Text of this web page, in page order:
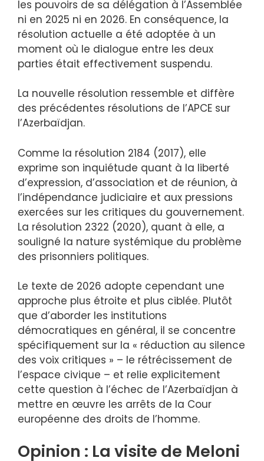
les pouvoirs de sa délégation à l’Assemblée
ni en 2025 ni en 2026. En conséquence, la
résolution actuelle a été adoptée à un
moment où le dialogue entre les deux
parties était effectivement suspendu.
La nouvelle résolution ressemble et diffère
des précédentes résolutions de l’APCE sur
l’Azerbaïdjan.
Comme la résolution 2184 (2017), elle
exprime son inquiétude quant à la liberté
d’expression, d’association et de réunion, à
l’indépendance judiciaire et aux pressions
exercées sur les critiques du gouvernement.
La résolution 2322 (2020), quant à elle, a
souligné la nature systémique du problème
des prisonniers politiques.
Le texte de 2026 adopte cependant une
approche plus étroite et plus ciblée. Plutôt
que d’aborder les institutions
démocratiques en général, il se concentre
spécifiquement sur la « réduction au silence
des voix critiques » – le rétrécissement de
l’espace civique – et relie explicitement
cette question à l’échec de l’Azerbaïdjan à
mettre en œuvre les arrêts de la Cour
européenne des droits de l’homme.
Opinion : La visite de Meloni